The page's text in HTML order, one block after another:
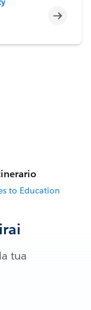
to Education
tua